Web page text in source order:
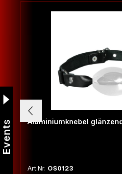
Aluminiumknebel
Art.Nr. OS0123
Events